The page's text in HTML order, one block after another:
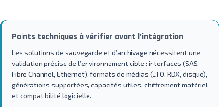
Points techniques à vérifier avant l’intégration
Les solutions de sauvegarde et d’archivage nécessitent une
validation précise de l’environnement cible : interfaces (SAS,
Fibre Channel, Ethernet), formats de médias (LTO, RDX, disque),
générations supportées, capacités utiles, chiffrement matériel
et compatibilité logicielle.